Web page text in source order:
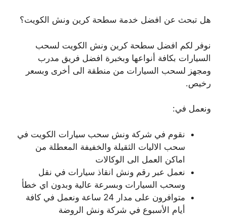
هل تبحث عن افضل خدمة سطحة كرين ونش الكويت؟
نوفر لكم افضل سطحة كرين ونش الكويت لسحب
السيارات بكافة أنواعها وبخبرة افضل فريق مدرب
ومجهز لسحب السيارات من منطقة الى أخرى وبسعر
رخيص.
ونعمل في:
نقوم في شركة ونش سحب سيارات الكويت في
سحب الاليات الثقيلة والخفيفة المعطلة من
اماكن العمل الى الوكالات
نعمل عبر رقم ونش انقاذ سيارات في نقل
وسحب السيارات وبسرعة عالية وبدون اي خطأ
متوافرون على مدار 24 ساعة ونعمل في كافة
أيام الأسبوع في شركة ونش الروضة